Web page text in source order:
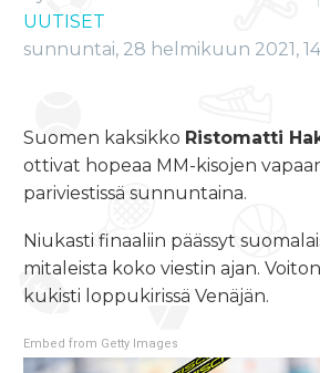
UUTISET
sunnuntai, 28 helmikuun 2021,
Suomen kaksikko Ristomatti
ottivat hopeaa MM-kisojen
pariviestissä sunnuntaina.
Niukasti finaaliin päässyt
mitaleista koko viestin ajan.
kukisti loppukirissä Venäjän.
Embed from Getty Images